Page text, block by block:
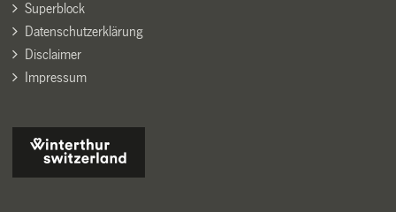
Superblock
Datenschutzerklärung
Disclaimer
Impressum